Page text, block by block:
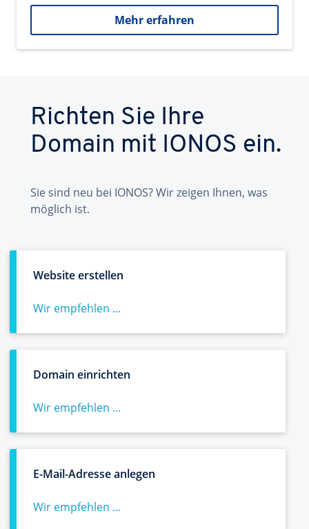
Mehr erfahren
Richten Sie Ihre
Domain mit IONOS ein.
Sie sind neu bei IONOS? Wir zeigen Ihnen, was
möglich ist.
Website erstellen
Wir empfehlen ...
Domain einrichten
Wir empfehlen ...
E-Mail-Adresse anlegen
Wir empfehlen ...